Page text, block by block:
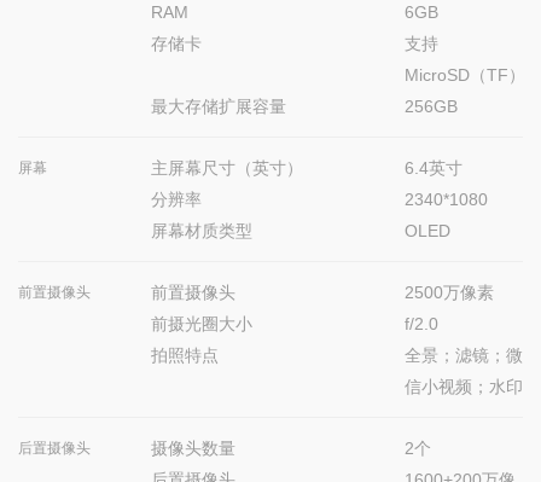
RAM
6GB
存储卡
支持
MicroSD（TF）
最大存储扩展容量
256GB
屏幕 主屏幕尺寸（英寸）
6.4英寸
分辨率
2340*1080
屏幕材质类型
OLED
前置摄像头 前置摄像头
2500万像素
前摄光圈大小
f/2.0
拍照特点
全景；滤镜；微
信小视频；水印
后置摄像头 摄像头数量
2个